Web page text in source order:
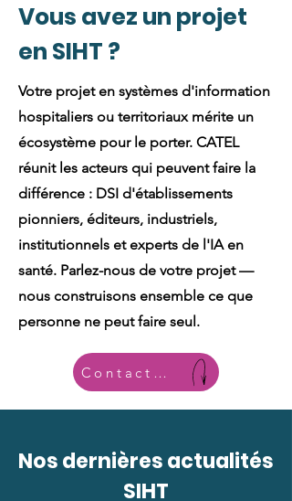
Vous avez un projet
en SIHT ?
Votre projet en systèmes d'information
hospitaliers ou territoriaux mérite un
écosystème pour le porter. CATEL
réunit les acteurs qui peuvent faire la
différence : DSI d'établissements
pionniers, éditeurs, industriels,
institutionnels et experts de l'IA en
santé. Parlez-nous de votre projet —
nous construisons ensemble ce que
personne ne peut faire seul.
Contactez-nous ci-
Nos dernières actualités
SIHT